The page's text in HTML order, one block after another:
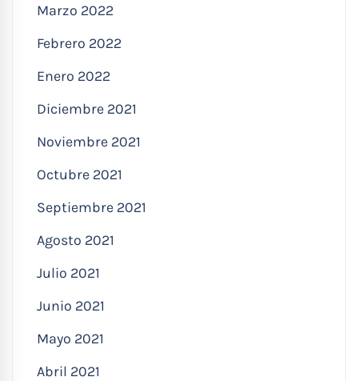
Marzo 2022
Febrero 2022
Enero 2022
Diciembre 2021
Noviembre 2021
Octubre 2021
Septiembre 2021
Agosto 2021
Julio 2021
Junio 2021
Mayo 2021
Abril 2021